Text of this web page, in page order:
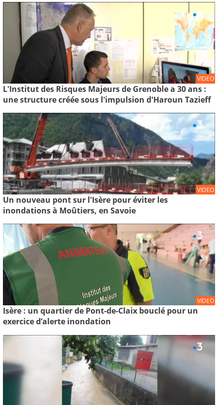
VIDEO
L'Institut des Risques Majeurs de Grenoble a 30 ans :
une structure créée sous l'impulsion d'Haroun Tazieff
VIDEO
Un nouveau pont sur l'Isère pour éviter les
inondations à Moûtiers, en Savoie
VIDEO
Isère : un quartier de Pont-de-Claix bouclé pour un
exercice d’alerte inondation